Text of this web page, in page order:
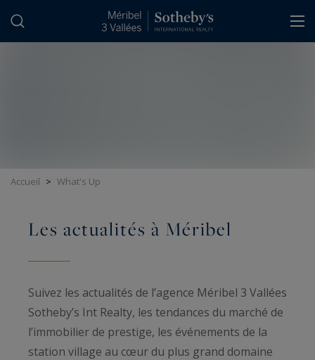
Accueil > What's Up
Les actualités à Méribel
Suivez les actualités de l’agence Méribel 3 Vallées
Sotheby’s Int Realty, les tendances du marché de
l’immobilier de prestige, les événements de la
station village au cœur du plus grand domaine